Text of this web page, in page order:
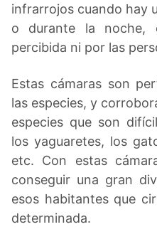
infrarrojos cuando hay
o durante la noche,
percibida ni por las
Estas cámaras son
las especies, y
especies que son
los yaguaretes, los
etc. Con estas
conseguir una gran
esos habitantes que
determinada.